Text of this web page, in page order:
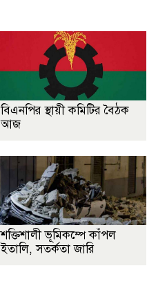
বিএনপির স্থায়ী কমিটির বৈঠক
আজ
শক্তিশালী ভূমিকম্পে কাঁপল
ইতালি, সতর্কতা জারি